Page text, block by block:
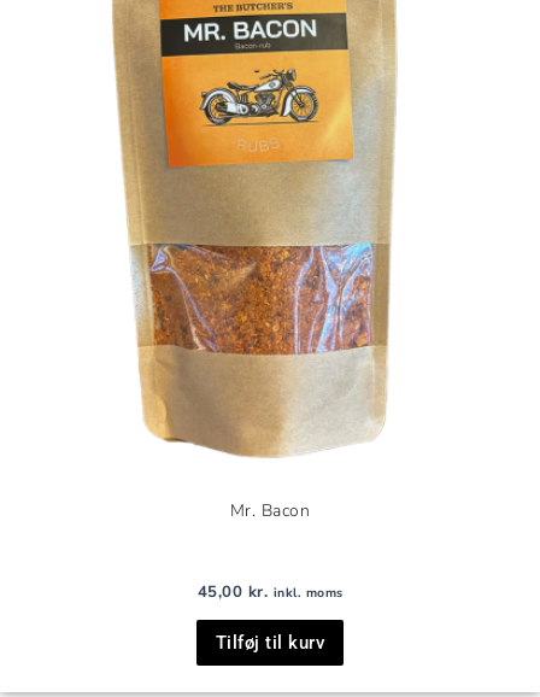
Mr. Bacon
45,00 kr. inkl. moms
Tilføj til kurv